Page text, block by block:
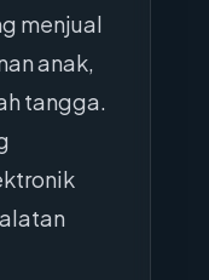
menjual
anak,
tangga.